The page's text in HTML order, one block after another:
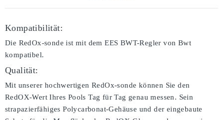
Kompatibilität:
Die RedOx-sonde ist mit dem EES BWT-Regler von Bwt
kompatibel.
Qualität:
Mit unserer hochwertigen RedOx-sonde können Sie den
RedOX-Wert Ihres Pools Tag für Tag genau messen. Sein
strapazierfähiges Polycarbonat-Gehäuse und der eingebaute